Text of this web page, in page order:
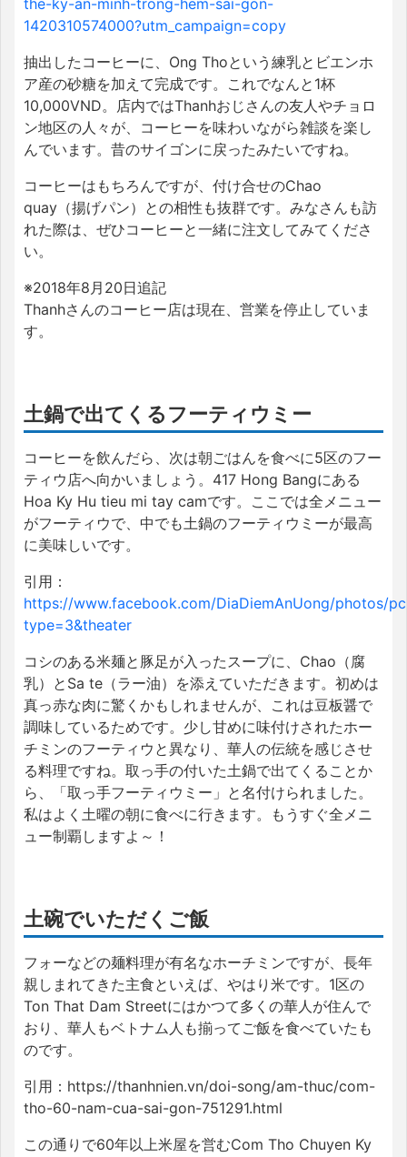
the-ky-an-minh-trong-hem-sai-gon-
1420310574000?utm_campaign=copy
抽出したコーヒーに、Ong Thoという練乳とビエンホ
ア産の砂糖を加えて完成です。これでなんと1杯
10,000VND。店内ではThanhおじさんの友人やチョロ
ン地区の人々が、コーヒーを味わいながら雑談を楽し
んでいます。昔のサイゴンに戻ったみたいですね。
コーヒーはもちろんですが、付け合せのChao
quay（揚げパン）との相性も抜群です。みなさんも訪
れた際は、ぜひコーヒーと一緒に注文してみてくださ
い。
※2018年8月20日追記
Thanhさんのコーヒー店は現在、営業を停止していま
す。
土鍋で出てくるフーティウミー
コーヒーを飲んだら、次は朝ごはんを食べに5区のフー
ティウ店へ向かいましょう。417 Hong Bangにある
Hoa Ky Hu tieu mi tay camです。ここでは全メニュー
がフーティウで、中でも土鍋のフーティウミーが最高
に美味しいです。
引用：
https://www.facebook.com/DiaDiemAnUong/photos/
type=3&theater
コシのある米麺と豚足が入ったスープに、Chao（腐
乳）とSa te（ラー油）を添えていただきます。初めは
真っ赤な肉に驚くかもしれませんが、これは豆板醤で
調味しているためです。少し甘めに味付けされたホー
チミンのフーティウと異なり、華人の伝統を感じさせ
る料理ですね。取っ手の付いた土鍋で出てくることか
ら、「取っ手フーティウミー」と名付けられました。
私はよく土曜の朝に食べに行きます。もうすぐ全メニ
ュー制覇しますよ～！
土碗でいただくご飯
フォーなどの麺料理が有名なホーチミンですが、長年
親しまれてきた主食といえば、やはり米です。1区の
Ton That Dam Streetにはかつて多くの華人が住んで
おり、華人もベトナム人も揃ってご飯を食べていたも
のです。
引用：https://thanhnien.vn/doi-song/am-thuc/com-
tho-60-nam-cua-sai-gon-751291.html
この通りで60年以上米屋を営むCom Tho Chuyen Ky